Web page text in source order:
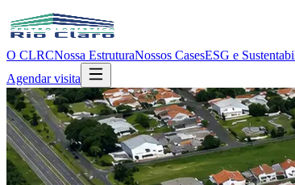
O CLRCNossa EstruturaNossos CasesESG e
Agendar visita